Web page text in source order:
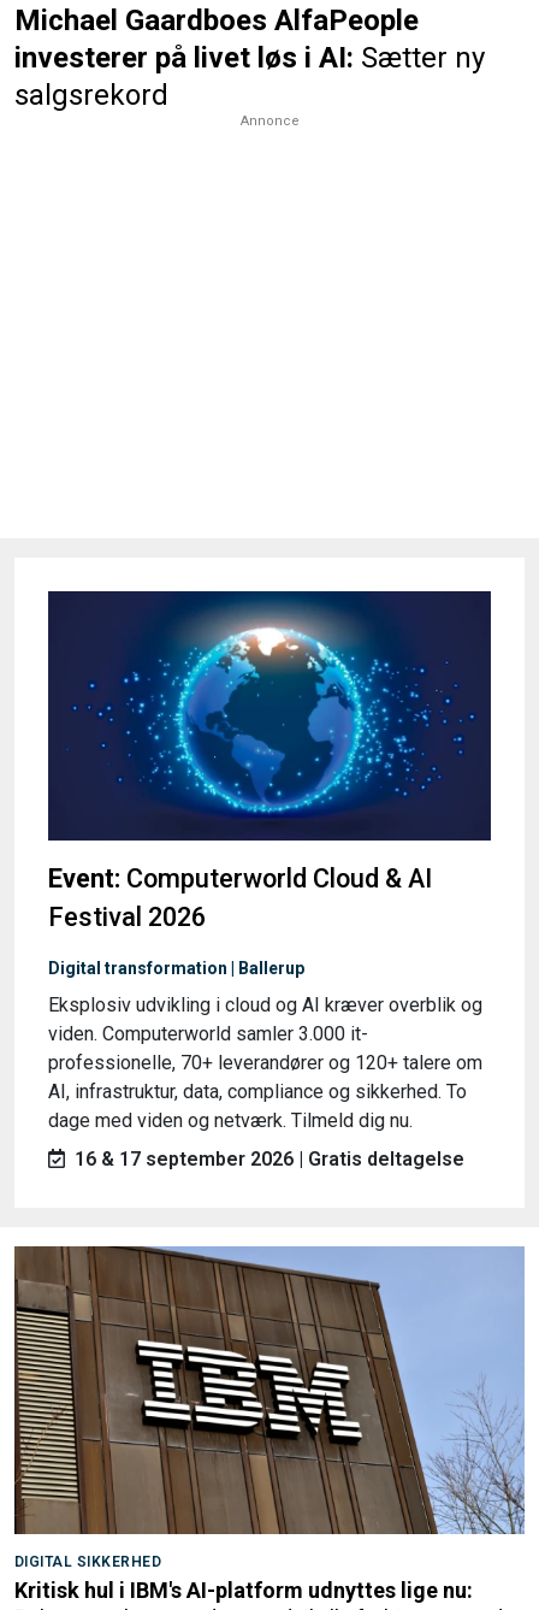
Michael Gaardboes AlfaPeople
investerer på livet løs i AI: Sætter ny
salgsrekord
Annonce
Event: Computerworld Cloud & AI
Festival 2026
Digital transformation | Ballerup
Eksplosiv udvikling i cloud og AI kræver overblik og
viden. Computerworld samler 3.000 it-
professionelle, 70+ leverandører og 120+ talere om
AI, infrastruktur, data, compliance og sikkerhed. To
dage med viden og netværk. Tilmeld dig nu.
16 & 17 september 2026 | Gratis deltagelse
DIGITAL SIKKERHED
Kritisk hul i IBM's AI-platform udnyttes lige nu: